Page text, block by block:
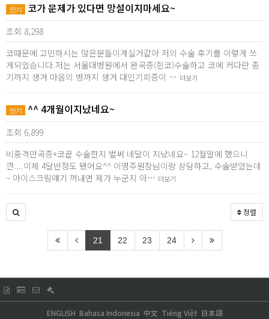
인기 코가 문제가 있다면 망설이지마세요~
조회 8,298
코때문에 고민하시는 많은분들이계실거같아 저의 수술 후기를 이렇게 쓰
게되었습니다.저는 서울대병원에서 완곡증(흰코)수술하고 코에 커다란 종
기까지 생겨 마음의 병까지 생겨 대인기피증이 … 더보기
인기 ^^ 4개월이지났네요~
조회 6,899
비중격만곡증+코끝 수술한지 벌써 네달이 지났네요~ 12월말에 했으니
깐....이제 4달반정도 됐어요^^ 이명주원장님이랑 상담하고, 수술받았는데
~ 아이스크림얘기 꺼내면 제가 누군지 아… 더보기
정렬
21 22 23 24
日本語
Tiếng Việt
中文
Bahasa Indonesia
ENGLISH